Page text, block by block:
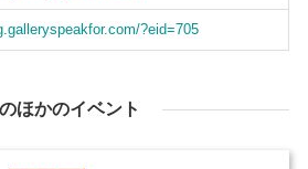
?eid=705
ほかのイベント